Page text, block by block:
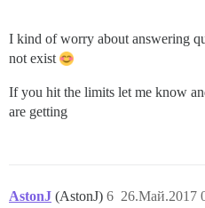
I kind of worry about answering
not exist
If you hit the limits let me know
are getting
AstonJ (AstonJ) 26.Май.2017
6